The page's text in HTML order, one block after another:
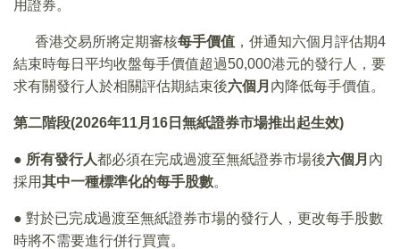
用證券。
香港交易所將定期審核每手價值 ，併通知六個月評估期4
結束時每日平均收盤每手價值超過50,000港元的發行人，要
求有關發行人於相關評估期結束後六個月 內降低每手價值。
第二階段(2026年11月16日無紙證券市場推出起生效)
● 所有發行人都必須在完成過渡至無紙證券市場後六個月 內
採用其中一種標準化的每手股數。
● 對於已完成過渡至無紙證券市場的發行人，更改每手股數
時將不需要進行併行買賣。